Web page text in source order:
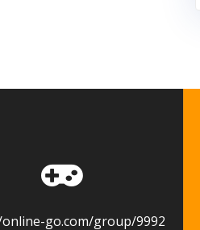
go.com/group/9992